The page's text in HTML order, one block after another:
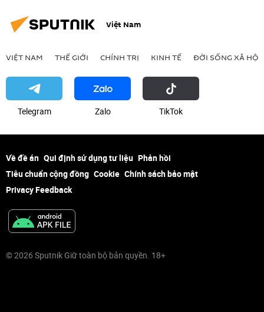
Việt Nam
VIỆT NAM THẾ GIỚI CHÍNH TRỊ KINH TẾ ĐỜI SỐNG XÃ HỘI
Telegram Zalo ТikТоk
Về đề án Qui định sử dụng tư liệu Phản hồi
Tiêu chuẩn cộng đồng Cookie Chính sách bảo mật
Privacy Feedback
© 2026 Sputnik Giữ toàn bộ bản quyền. 18+